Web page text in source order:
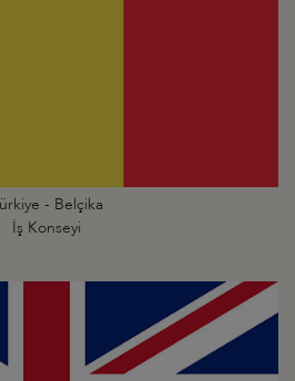
- Belçika
İş Konseyi